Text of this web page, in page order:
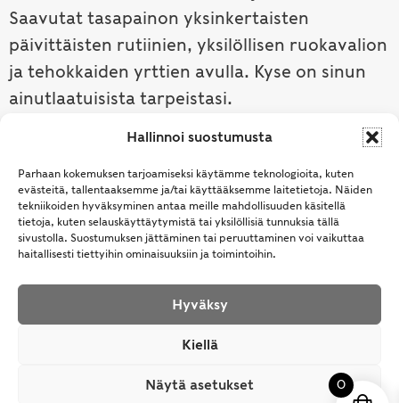
Hallinnoi suostumusta
Parhaan kokemuksen tarjoamiseksi käytämme teknologioita, kuten
evästeitä, tallentaaksemme ja/tai käyttääksemme laitetietoja. Näiden
tekniikoiden hyväksyminen antaa meille mahdollisuuden käsitellä
tietoja, kuten selauskäyttäytymistä tai yksilöllisiä tunnuksia tällä
sivustolla. Suostumuksen jättäminen tai peruuttaminen voi vaikuttaa
haitallisesti tiettyihin ominaisuuksiin ja toimintoihin.
Hyväksy
Kiellä
Näytä asetukset
Saavutat tasapainon yksinkertaisten
päivittäisten rutiinien, yksilöllisen ruokavalion
ja tehokkaiden yrttien avulla. Kyse on sinun
ainutlaatuisista tarpeistasi.
Tutustu ayurvedaan →
© Samhita | Ayurveda -tuotteita suomalaisille jo
vuodesta 1994. All Rights Reserved.
0